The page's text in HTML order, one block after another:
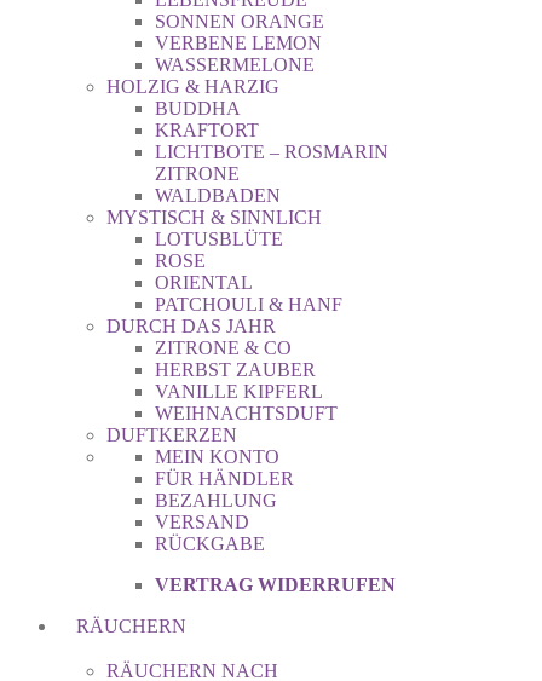
SONNEN ORANGE
VERBENE LEMON
WASSERMELONE
HOLZIG & HARZIG
BUDDHA
KRAFTORT
LICHTBOTE – ROSMARIN
ZITRONE
WALDBADEN
MYSTISCH & SINNLICH
LOTUSBLÜTE
ROSE
ORIENTAL
PATCHOULI & HANF
DURCH DAS JAHR
ZITRONE & CO
HERBST ZAUBER
VANILLE KIPFERL
WEIHNACHTSDUFT
DUFTKERZEN
MEIN KONTO
FÜR HÄNDLER
BEZAHLUNG
VERSAND
RÜCKGABE
VERTRAG WIDERRUFEN
RÄUCHERN
RÄUCHERN NACH